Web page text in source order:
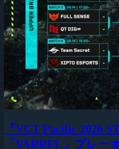
『VCT Pacific 2026
「VARREL」プレー